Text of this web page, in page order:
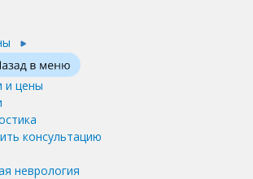
и цены
консультацию
неврология